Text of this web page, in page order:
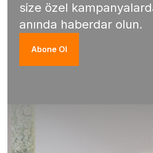
size özel
anında haberdar olun.
Abone Ol